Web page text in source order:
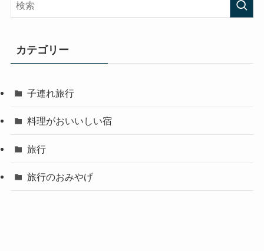
カテゴリー
子連れ旅行
料理がおいいしい宿
旅行
旅行のおみやげ